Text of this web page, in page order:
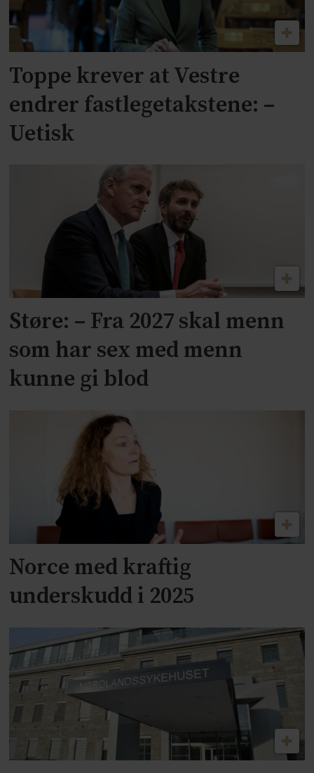
Toppe krever at Vestre
endrer fastlegetakstene: –
Uetisk
Støre: – Fra 2027 skal menn
som har sex med menn
kunne gi blod
Norce med kraftig
underskudd i 2025